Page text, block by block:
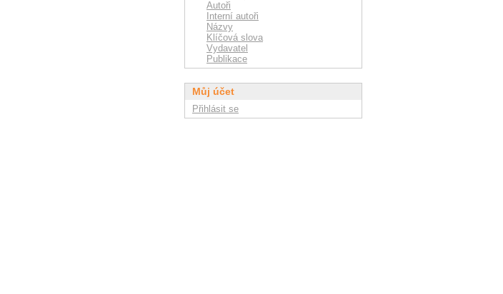
Autoři
Interní autoři
Názvy
Klíčová slova
Vydavatel
Publikace
Můj účet
Přihlásit se